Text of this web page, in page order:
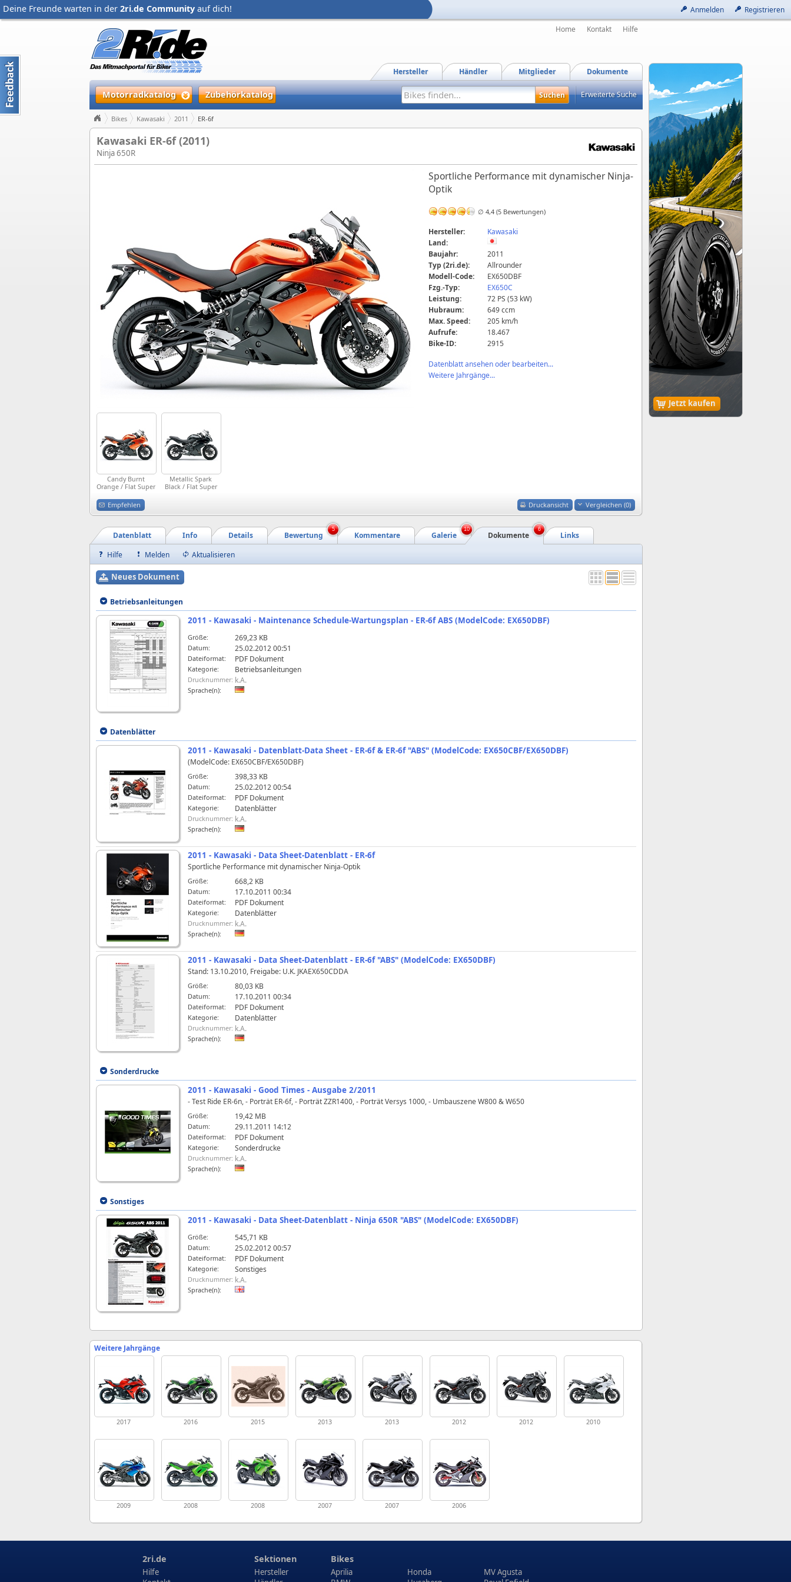
Anmelden Registrieren
Deine Freunde warten in der 2ri.de Community auf dich!
Jetzt kaufen
Home Kontakt Hilfe
Dokumente
Mitglieder
Händler
Hersteller
Motorradkatalog Zubehörkatalog Erweiterte Suche
Bikes Kawasaki 2011 ER-6f
Kawasaki ER-6f (2011)
Ninja 650R
Sportliche Performance mit dynamischer Ninja-
Optik
∅ 4,4 (5 Bewertungen)
Hersteller:
Kawasaki
Land:
Baujahr:
2011
Typ (2ri.de):
Allrounder
Modell-Code:
EX650DBF
Fzg.-Typ:
EX650C
Leistung:
72 PS (53 kW)
Hubraum:
649 ccm
Max. Speed:
205 km/h
Aufrufe:
18.467
Bike-ID:
2915
Datenblatt ansehen oder bearbeiten...
Weitere Jahrgänge...
Candy Burnt
Orange / Flat Super
(Orange/Schwarz)
Metallic Spark
Black / Flat Super
Druckansicht Vergleichen (0)
Empfehlen
Links
Dokumente
Galerie
Kommentare
Bewertung
Details
Info
Datenblatt
5 10 6
Hilfe Melden Aktualisieren
Neues Dokument
Betriebsanleitungen
2011 - Kawasaki - Maintenance Schedule-Wartungsplan - ER-6f ABS (ModelCode: EX650DBF)
Größe: 269,23 KB
Datum: 25.02.2012 00:51
Dateiformat: PDF Dokument
Kategorie: Betriebsanleitungen
Drucknummer: k.A.
Sprache(n):
Datenblätter
2011 - Kawasaki - Datenblatt-Data Sheet - ER-6f & ER-6f "ABS" (ModelCode: EX650CBF/EX650DBF)
(ModelCode: EX650CBF/EX650DBF)
Größe: 398,33 KB
Datum: 25.02.2012 00:54
Dateiformat: PDF Dokument
Kategorie: Datenblätter
Drucknummer: k.A.
Sprache(n):
2011 - Kawasaki - Data Sheet-Datenblatt - ER-6f
Sportliche Performance mit dynamischer Ninja-Optik
Größe: 668,2 KB
Datum: 17.10.2011 00:34
Dateiformat: PDF Dokument
Kategorie: Datenblätter
Drucknummer: k.A.
Sprache(n):
2011 - Kawasaki - Data Sheet-Datenblatt - ER-6f "ABS" (ModelCode: EX650DBF)
Stand: 13.10.2010, Freigabe: U.K. JKAEX650CDDA
Größe: 80,03 KB
Datum: 17.10.2011 00:34
Dateiformat: PDF Dokument
Kategorie: Datenblätter
Drucknummer: k.A.
Sprache(n):
Sonderdrucke
2011 - Kawasaki - Good Times - Ausgabe 2/2011
- Test Ride ER-6n, - Porträt ER-6f, - Porträt ZZR1400, - Porträt Versys 1000, - Umbauszene W800 & W650
Größe: 19,42 MB
Datum: 29.11.2011 14:12
Dateiformat: PDF Dokument
Kategorie: Sonderdrucke
Drucknummer: k.A.
Sprache(n):
Sonstiges
2011 - Kawasaki - Data Sheet-Datenblatt - Ninja 650R "ABS" (ModelCode: EX650DBF)
Größe: 545,71 KB
Datum: 25.02.2012 00:57
Dateiformat: PDF Dokument
Kategorie: Sonstiges
Drucknummer: k.A.
Sprache(n):
Weitere Jahrgänge
2017 2016 2015 2013 2013 2012 2012 2010
2009 2008 2008 2007 2007 2006
2ri.de
Hilfe
Sektionen
Hersteller
Bikes
Aprilia
Honda
MV Agusta